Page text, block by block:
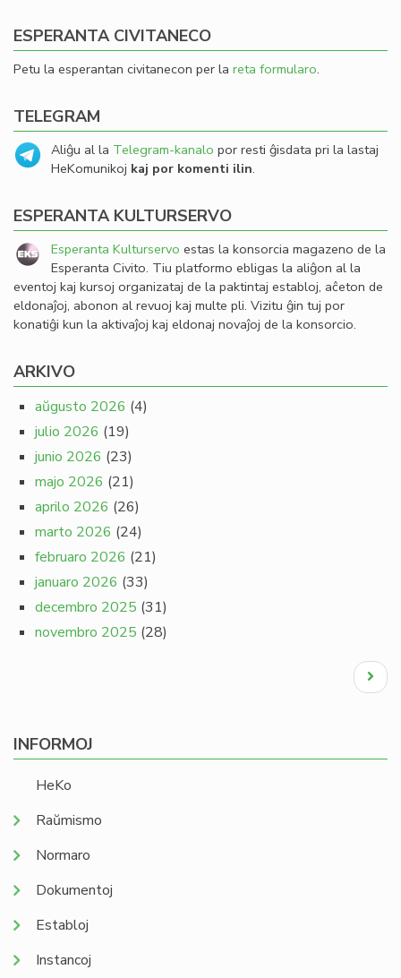
ESPERANTA CIVITANECO
Petu la esperantan civitanecon per la reta formularo.
TELEGRAM
Aliĝu al la Telegram-kanalo por resti ĝisdata pri la lastaj
HeKomunikoj kaj por komenti ilin.
ESPERANTA KULTURSERVO
Esperanta Kulturservo estas la konsorcia magazeno de la
Esperanta Civito. Tiu platformo ebligas la aliĝon al la
eventoj kaj kursoj organizataj de la paktintaj establoj, aĉeton de
eldonaĵoj, abonon al revuoj kaj multe pli. Vizitu ĝin tuj por
konatiĝi kun la aktivaĵoj kaj eldonaj novaĵoj de la konsorcio.
ARKIVO
aŭgusto 2026 (4)
julio 2026 (19)
junio 2026 (23)
majo 2026 (21)
aprilo 2026 (26)
marto 2026 (24)
februaro 2026 (21)
januaro 2026 (33)
decembro 2025 (31)
novembro 2025 (28)
Next
page
INFORMOJ
HeKo
Raŭmismo
Normaro
Dokumentoj
Establoj
Instancoj